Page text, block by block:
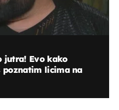
jutra! Evo kako
poznatim licima na